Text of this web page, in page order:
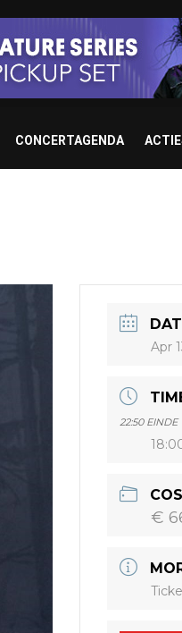
CONCERTAGENDA
Apr
22:50 EINDE
€